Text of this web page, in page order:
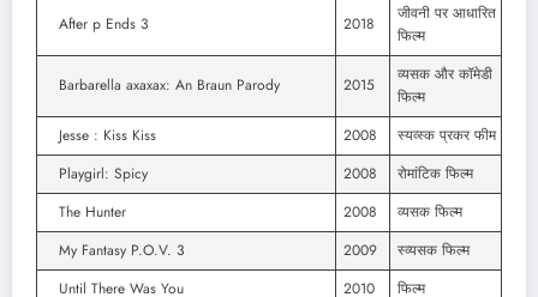
After p Ends 3 2018
जीवनी पर आधारित
फिल्म
Barbarella axaxax: An Braun Parody 2015
व्यसक और कॉमेडी
फिल्म
Jesse : Kiss Kiss
2008
स्यव्स्क प्रकर फीम
Playgirl: Spicy
2008
रोमांटिक फिल्म
The Hunter
2008
व्यसक फिल्म
My Fantasy P.O.V. 3
2009
स्व्यसक फिल्म
Until There Was You
2010 फिल्म